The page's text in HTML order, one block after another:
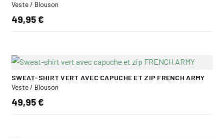
Veste / Blouson
49,95 €
SWEAT-SHIRT VERT AVEC CAPUCHE ET ZIP FRENCH ARMY
Veste / Blouson
49,95 €